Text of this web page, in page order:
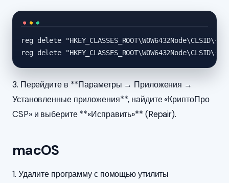
reg delete
reg delete
3. Перейдите в **Параметры → Приложения →
Установленные приложения**, найдите «КриптоПро
CSP» и выберите **«Исправить»** (Repair).
macOS
1. Удалите программу с помощью утилиты